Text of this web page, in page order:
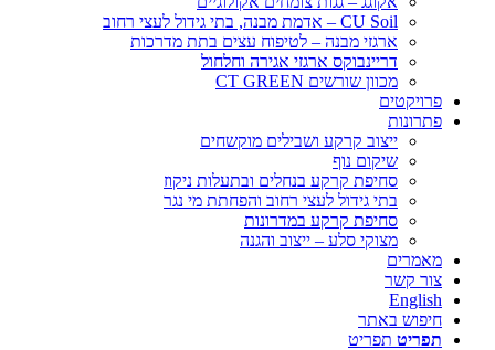
CU Soil – אדמת מבנה, בתי גידול לעצי רחוב
ארגזי מבנה – לטיפוח עצים בתת מדרכות
דריינבוקס ארגזי אגירה וחלחול
מכוון שורשים CT GREEN
פרויקטים
פתרונות
ייצוב קרקע ושבילים מוקשחים
שיקום נוף
סחיפת קרקע בנחלים ובתעלות ניקוז
בתי גידול לעצי רחוב והפחתת מי נגר
סחיפת קרקע במדרונות
מצוקי סלע – ייצוב והגנה
מאמרים
צור קשר
English
חיפוש באתר
תפריט תפריט